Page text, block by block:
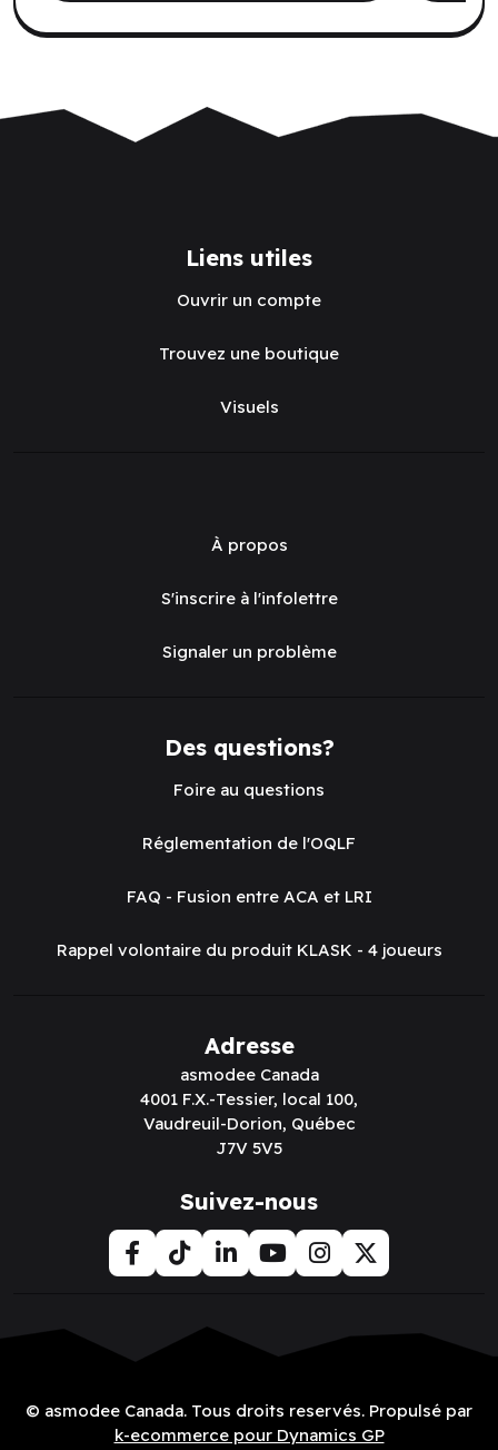
Liens utiles
Ouvrir un compte
Trouvez une boutique
Visuels
À propos
S'inscrire à l'infolettre
Signaler un problème
Des questions?
Foire au questions
Réglementation de l'OQLF
FAQ - Fusion entre ACA et LRI
Rappel volontaire du produit KLASK - 4 joueurs
Adresse
asmodee Canada
4001 F.X.-Tessier, local 100,
Vaudreuil-Dorion, Québec
J7V 5V5
Suivez-nous
© asmodee Canada. Tous droits reservés. Propulsé par
k-ecommerce pour Dynamics GP